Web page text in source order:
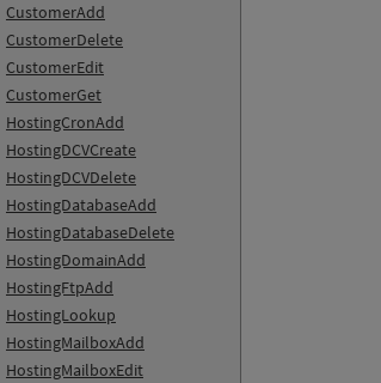
CustomerAdd
CustomerDelete
CustomerEdit
CustomerGet
HostingCronAdd
HostingDCVCreate
HostingDCVDelete
HostingDatabaseAdd
HostingDatabaseDelete
HostingDomainAdd
HostingFtpAdd
HostingLookup
HostingMailboxAdd
HostingMailboxEdit